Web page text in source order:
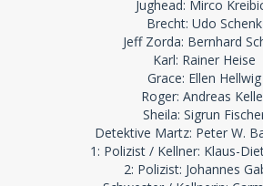
Jughead: Mirco
Brecht: Udo Schenk
Jeff Zorda: Bernhard
Karl: Rainer Heise
Grace: Ellen Hellwig
Roger: Andreas
Sheila: Sigrun
Detektive Martz: Peter W.
1: Polizist / Kellner: Klaus-
2: Polizist: Johannes